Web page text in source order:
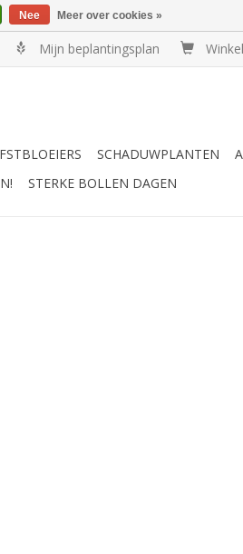
Mijn beplantingsplan
SCHADUWPLANTEN
STERKE BOLLEN DAGEN
Nee Meer over cookies »